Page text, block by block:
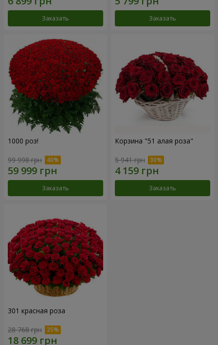
Заказать Заказать
1000 роз!
99 998 грн
Заказать
Корзина "51 алая роза"
5 941 грн
Заказать
301 красная роза
28 768 грн